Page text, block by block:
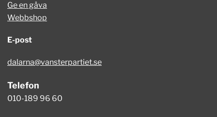
Ge en gåva
Webbshop
E-post
dalarna@vansterpartiet.se
Telefon
010-189 96 60